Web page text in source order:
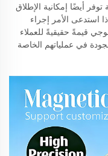
أيضًا إمكانية الإطلاق
استدعى الأمر إجراء
قيمةً حقيقيةً للعملاء
في عملياتهم الخاصة